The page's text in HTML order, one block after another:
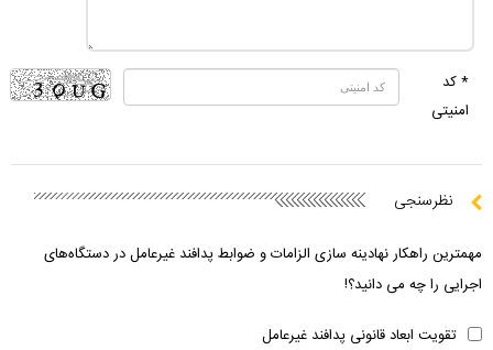
* کد
امنیتی
نظرسنجی
مهمترین راهکار نهادینه سازی الزامات و ضوابط پدافند غیرعامل در دستگاه‌های
اجرایی را چه می دانید؟!
تقویت ابعاد قانونی پدافند غیرعامل